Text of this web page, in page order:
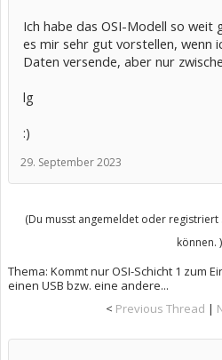
Ich habe das OSI-Modell so weit
es mir sehr gut vorstellen, wenn
Daten versende, aber nur
lg
:)
29. September 2023
(Du musst angemeldet oder registriert
können. )
Thema: Kommt nur OSI-Schicht 1 zum
einen USB bzw. eine andere...
< Previous Thread |